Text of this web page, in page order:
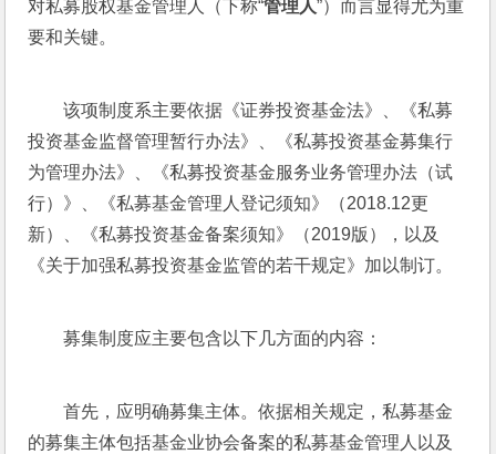
对私募股权基金管理人（下称“管理人”）而言显得尤为重
要和关键。
该项制度系主要依据《证券投资基金法》、《私募
投资基金监督管理暂行办法》、《私募投资基金募集行
为管理办法》、《私募投资基金服务业务管理办法（试
行）》、《私募基金管理人登记须知》（2018.12更
新）、《私募投资基金备案须知》（2019版），以及
《关于加强私募投资基金监管的若干规定》加以制订。
募集制度应主要包含以下几方面的内容：
首先，应明确募集主体。依据相关规定，私募基金
的募集主体包括基金业协会备案的私募基金管理人以及